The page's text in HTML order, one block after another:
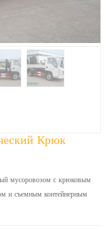
Крюк
мусоровозом с крюковым
и съемным контейнерным